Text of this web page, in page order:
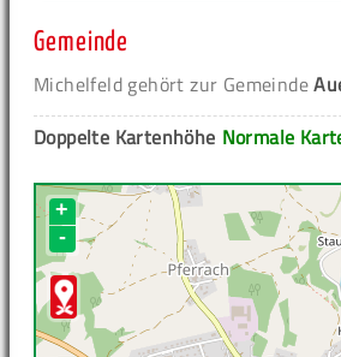
Gemeinde
Michelfeld gehört zur Gemeinde
Normale
Doppelte Kartenhöhe
+
-